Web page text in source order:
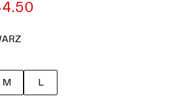
M L